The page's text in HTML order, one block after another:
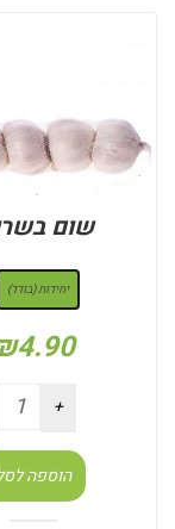
שום
יחידות (בודד)
4.90
הוספה